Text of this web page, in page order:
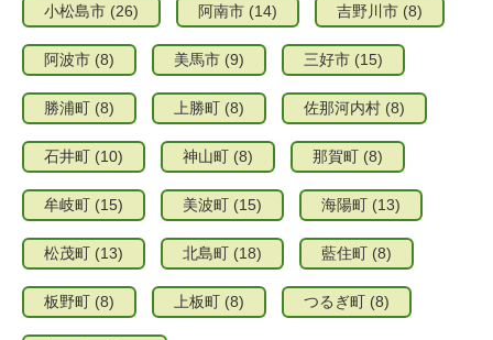
小松島市 (26) 阿南市 (14) 吉野川市 (8)
阿波市 (8) 美馬市 (9) 三好市 (15)
勝浦町 (8) 上勝町 (8) 佐那河内村 (8)
石井町 (10) 神山町 (8) 那賀町 (8)
牟岐町 (15) 美波町 (15) 海陽町 (13)
松茂町 (13) 北島町 (18) 藍住町 (8)
板野町 (8) 上板町 (8) つるぎ町 (8)